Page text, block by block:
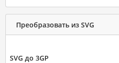
Преобразовать из SVG
SVG до 3GP